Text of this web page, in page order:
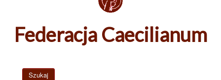
Federacja Caecilianum
Szukaj